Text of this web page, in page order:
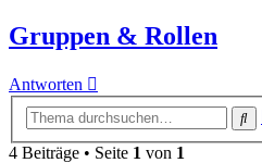
Gruppen & Rollen
Antworten
4 Beiträge • Seite 1 von 1